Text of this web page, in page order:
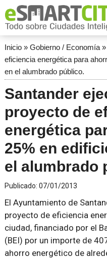
Inicio» Gobierno / Economía»
eficiencia energética para
en el alumbrado público.
Santander
proyecto de
energética
25% en
el alumbrado
Publicado: 07/01/2013
El Ayuntamiento de
proyecto de eficiencia
ciudad, financiado por el
(BEI) por un importe de
ahorro energético de